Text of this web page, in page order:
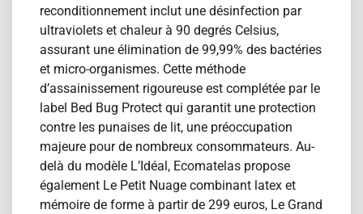
reconditionnement inclut une désinfection par
ultraviolets et chaleur à 90 degrés Celsius,
assurant une élimination de 99,99% des bactéries
et micro-organismes. Cette méthode
d’assainissement rigoureuse est complétée par le
label Bed Bug Protect qui garantit une protection
contre les punaises de lit, une préoccupation
majeure pour de nombreux consommateurs. Au-
delà du modèle L’Idéal, Ecomatelas propose
également Le Petit Nuage combinant latex et
mémoire de forme à partir de 299 euros, Le Grand